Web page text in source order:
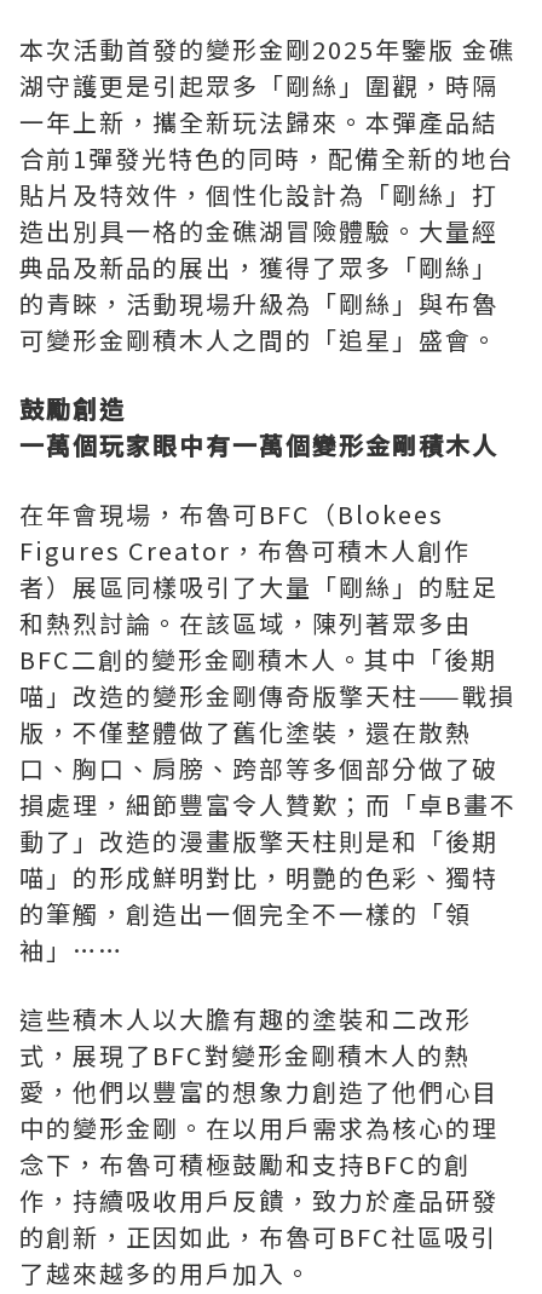
本次活動首發的變形金剛2025年鑒版 金礁
湖守護更是引起眾多「剛絲」圍觀，時隔
一年上新，攜全新玩法歸來。本彈產品結
合前1彈發光特色的同時，配備全新的地台
貼片及特效件，個性化設計為「剛絲」打
造出別具一格的金礁湖冒險體驗。大量經
典品及新品的展出，獲得了眾多「剛絲」
的青睞，活動現場升級為「剛絲」與布魯
可變形金剛積木人之間的「追星」盛會。
鼓勵創造
一萬個玩家眼中有一萬個變形金剛積木人
在年會現場，布魯可BFC（Blokees
Figures Creator，布魯可積木人創作
者）展區同樣吸引了大量「剛絲」的駐足
和熱烈討論。在該區域，陳列著眾多由
BFC二創的變形金剛積木人。其中「後期
喵」改造的變形金剛傳奇版擎天柱——戰損
版，不僅整體做了舊化塗裝，還在散熱
口、胸口、肩膀、跨部等多個部分做了破
損處理，細節豐富令人贊歎；而「卓B畫不
動了」改造的漫畫版擎天柱則是和「後期
喵」的形成鮮明對比，明艷的色彩、獨特
的筆觸，創造出一個完全不一樣的「領
袖」……
這些積木人以大膽有趣的塗裝和二改形
式，展現了BFC對變形金剛積木人的熱
愛，他們以豐富的想象力創造了他們心目
中的變形金剛。在以用戶需求為核心的理
念下，布魯可積極鼓勵和支持BFC的創
作，持續吸收用戶反饋，致力於產品研發
的創新，正因如此，布魯可BFC社區吸引
了越來越多的用戶加入。